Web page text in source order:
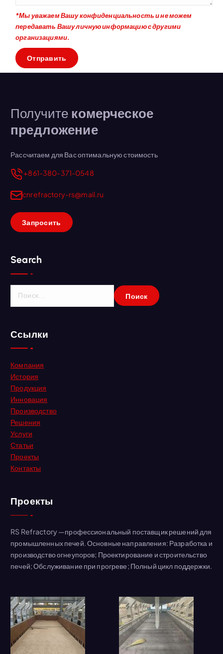
*Мы уважаем Вашу конфиденциальность и не можем
передавать Вашу личную информацию с другими
организациями.
Получите комерческое
предложение
Рассчитаем для Вас оптимальную стоимость
+861-380-371-0548
cnrefractory-rs@mail.ru
Запросить
Search
и
:
Ссылки
Компания
История
Продукция
Инновация
Производство
Решения
Услуги
Статьи
Проекты
Контакты
Проекты
RS Refractory —профессиональный поставщик решений для
промышленных печей. Основные направления: Разработка и
производство огнеупоров; Проектирование и строительство
печей; Обслуживание при прогреве; Полный цикл поддержки.